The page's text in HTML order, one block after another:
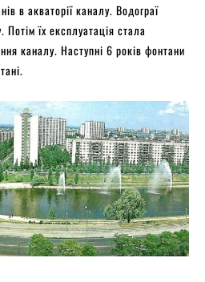
в акваторії каналу. Водограї
їх експлуатація стала
каналу. Наступні 6 років фонтани